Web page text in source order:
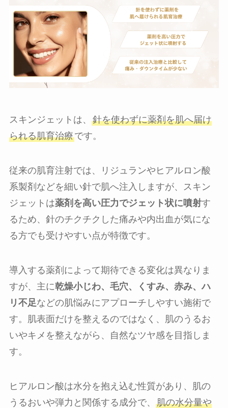
スキンジェットは、 針を使わずに薬剤を肌へ届け
られる肌育治療です。
従来の肌育注射では、リジュランやヒアルロン酸
系製剤などを細い針で肌へ注入しますが、スキン
ジェットは薬剤を高い圧力でジェット状に噴射す
るため、針のチクチクした痛みや内出血が気にな
る方でも受けやすい点が特徴です。
導入する薬剤によって期待できる変化は異なりま
すが、主に乾燥小じわ、毛穴、くすみ、赤み、ハ
リ不足などの肌悩みにアプローチしやすい施術で
す。肌表面だけを整えるのではなく、肌のうるお
いやキメを整えながら、自然なツヤ感を目指しま
す。
ヒアルロン酸は水分を抱え込む性質があり、肌の
うるおいや弾力と関係する成分で、 肌の水分量や